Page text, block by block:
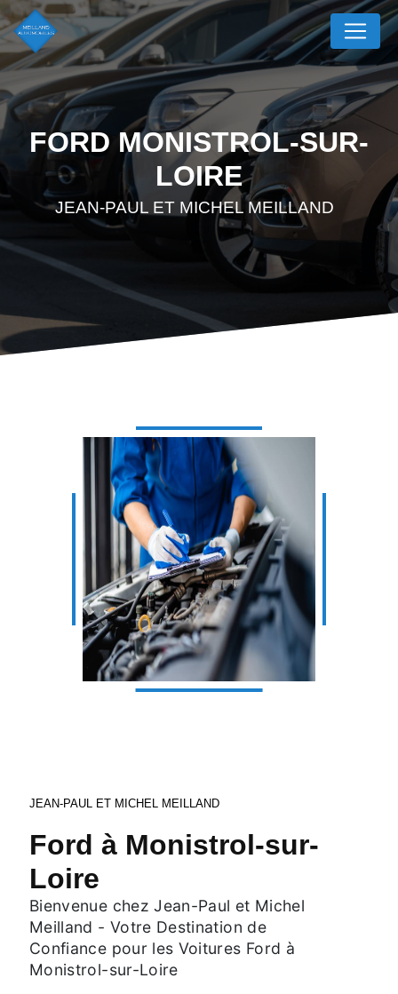
FORD MONISTROL-SUR-
LOIRE
JEAN-PAUL ET MICHEL MEILLAND
JEAN-PAUL ET MICHEL MEILLAND
Ford à Monistrol-sur-
Loire
Bienvenue chez Jean-Paul et Michel
Meilland - Votre Destination de
Confiance pour les Voitures Ford à
Monistrol-sur-Loire
Panneau de gestion des cookies